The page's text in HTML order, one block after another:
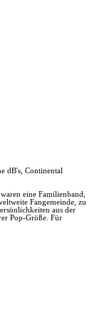
dB's, Continental
eine Familienband,
Fangemeinde, zu
aus der
Pop-Größe. Für